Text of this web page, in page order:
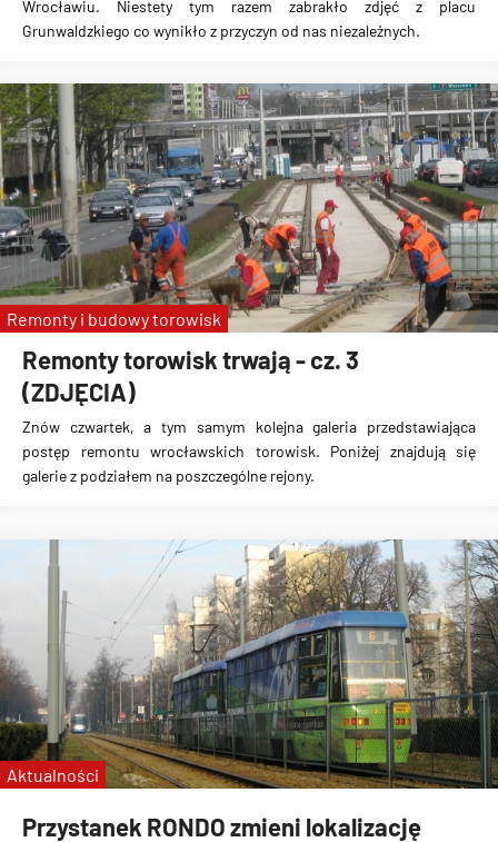
Wrocławiu. Niestety tym razem zabrakło zdjęć z placu
Grunwaldzkiego co wynikło z przyczyn od nas niezależnych.
Remonty torowisk trwają - cz. 3
(ZDJĘCIA)
Znów czwartek, a tym samym kolejna galeria przedstawiająca
postęp remontu wrocławskich torowisk. Poniżej znajdują się
galerie z podziałem na poszczególne rejony.
Remonty i budowy torowisk
Przystanek RONDO zmieni lokalizację
Aktualności